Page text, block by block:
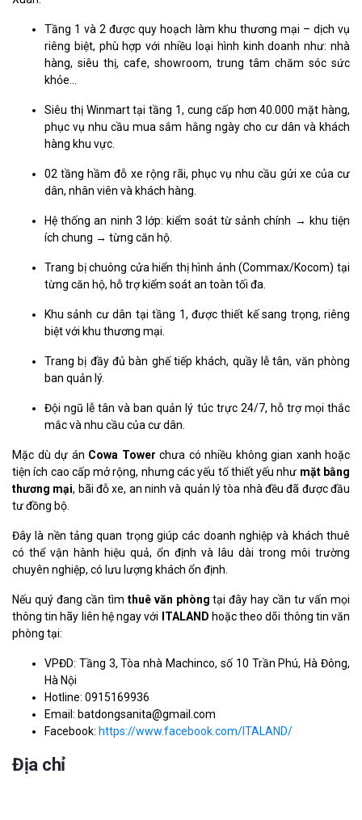
Tầng 1 và 2 được quy hoạch làm khu thương mại – dịch vụ
riêng biệt, phù hợp với nhiều loại hình kinh doanh như: nhà
hàng, siêu thị, cafe, showroom, trung tâm chăm sóc sức
khỏe...
Siêu thị Winmart tại tầng 1, cung cấp hơn 40.000 mặt hàng,
phục vụ nhu cầu mua sắm hằng ngày cho cư dân và khách
hàng khu vực.
02 tầng hầm đỗ xe rộng rãi, phục vụ nhu cầu gửi xe của cư
dân, nhân viên và khách hàng.
Hệ thống an ninh 3 lớp: kiểm soát từ sảnh chính → khu tiện
ích chung → từng căn hộ.
Trang bị chuông cửa hiển thị hình ảnh (Commax/Kocom) tại
từng căn hộ, hỗ trợ kiểm soát an toàn tối đa.
Khu sảnh cư dân tại tầng 1, được thiết kế sang trọng, riêng
biệt với khu thương mại.
Trang bị đầy đủ bàn ghế tiếp khách, quầy lễ tân, văn phòng
ban quản lý.
Đội ngũ lễ tân và ban quản lý túc trực 24/7, hỗ trợ mọi thắc
mắc và nhu cầu của cư dân.
Mặc dù dự án Cowa Tower chưa có nhiều không gian xanh hoặc
tiện ích cao cấp mở rộng, nhưng các yếu tố thiết yếu như mặt bằng
thương mại, bãi đỗ xe, an ninh và quản lý tòa nhà đều đã được đầu
tư đồng bộ.
Đây là nền tảng quan trọng giúp các doanh nghiệp và khách thuê
có thể vận hành hiệu quả, ổn định và lâu dài trong môi trường
chuyên nghiệp, có lưu lượng khách ổn định.
Nếu quý đang cần tìm thuê văn phòng tại đây hay cần tư vấn mọi
thông tin hãy liên hệ ngay với
ITALAND hoặc theo dõi thông tin văn
phòng tại:
VPĐD: Tầng 3, Tòa nhà Machinco, số 10 Trần Phú, Hà Đông,
Hà Nội
Hotline: 0915169936
Email: batdongsanita@gmail.com
Facebook: https://www.facebook.com/ITALAND/
Địa chỉ